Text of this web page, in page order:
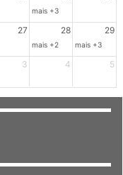
mais +3
27 28 29
mais +2 mais +3
3 4 5